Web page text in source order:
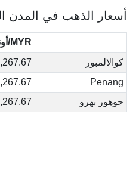
أسعار الذهب في المدن
MYR/أونصة عيار 10
كوالالمبور
Penang
جوهور بهرو